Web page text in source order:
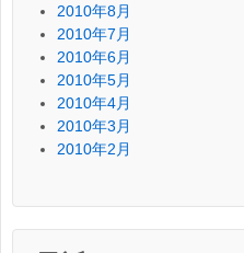
2010年8月
2010年7月
2010年6月
2010年5月
2010年4月
2010年3月
2010年2月